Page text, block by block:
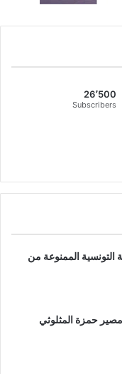
26٬500
Subscribers
التونسية الممنوعة من
حمزة المثلوثي